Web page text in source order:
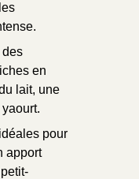
des
en
lait, une
pour
apport